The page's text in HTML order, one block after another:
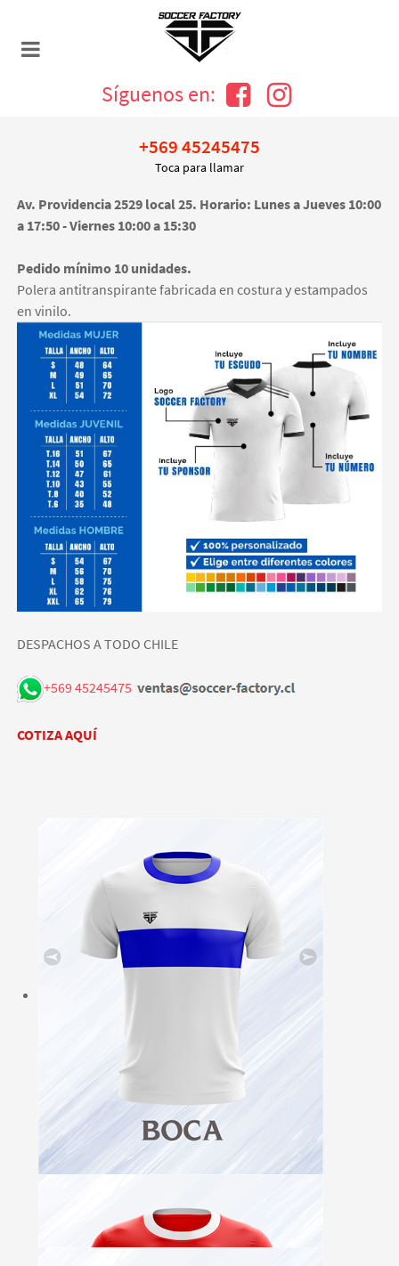
Síguenos en:
+569 45245475
Toca para llamar
Av. Providencia 2529 local 25. Horario: Lunes a Jueves 10:00
a 17:50 - Viernes 10:00 a 15:30
Pedido mínimo 10 unidades.
Polera antitranspirante fabricada en costura y estampados
en vinilo.
DESPACHOS A TODO CHILE
+569 45245475
COTIZA AQUÍ